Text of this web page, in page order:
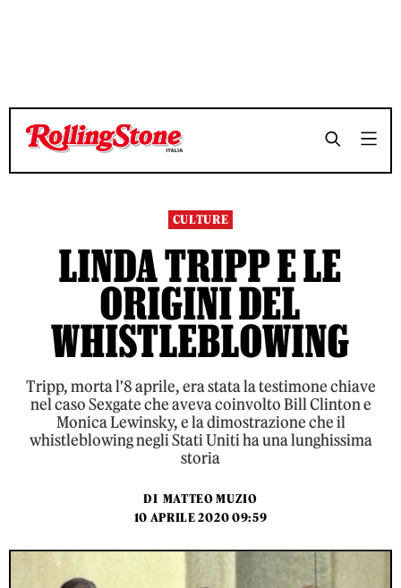
TEMPO DI LETTURA 6 MINUTI SHARE
TEMPO DI LETTURA 6 MINUTI SHARE
CULTURE
LINDA TRIPP E LE
ORIGINI DEL
WHISTLEBLOWING
Tripp, morta l'8 aprile, era stata la testimone chiave
nel caso Sexgate che aveva coinvolto Bill Clinton e
Monica Lewinsky, e la dimostrazione che il
whistleblowing negli Stati Uniti ha una lunghissima
storia
DI MATTEO MUZIO
10 APRILE 2020 09:59